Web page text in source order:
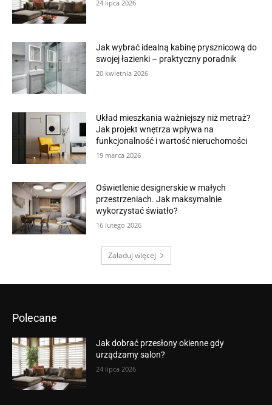
24 lipca 2026
Jak wybrać idealną kabinę prysznicową do
swojej łazienki – praktyczny poradnik
20 kwietnia 2026
Układ mieszkania ważniejszy niż metraż?
Jak projekt wnętrza wpływa na
funkcjonalność i wartość nieruchomości
19 marca 2026
Oświetlenie designerskie w małych
przestrzeniach. Jak maksymalnie
wykorzystać światło?
16 lutego 2026
Załaduj więcej
Polecane
Jak dobrać przesłony okienne gdy
urządzamy salon?
24 lipca 2026